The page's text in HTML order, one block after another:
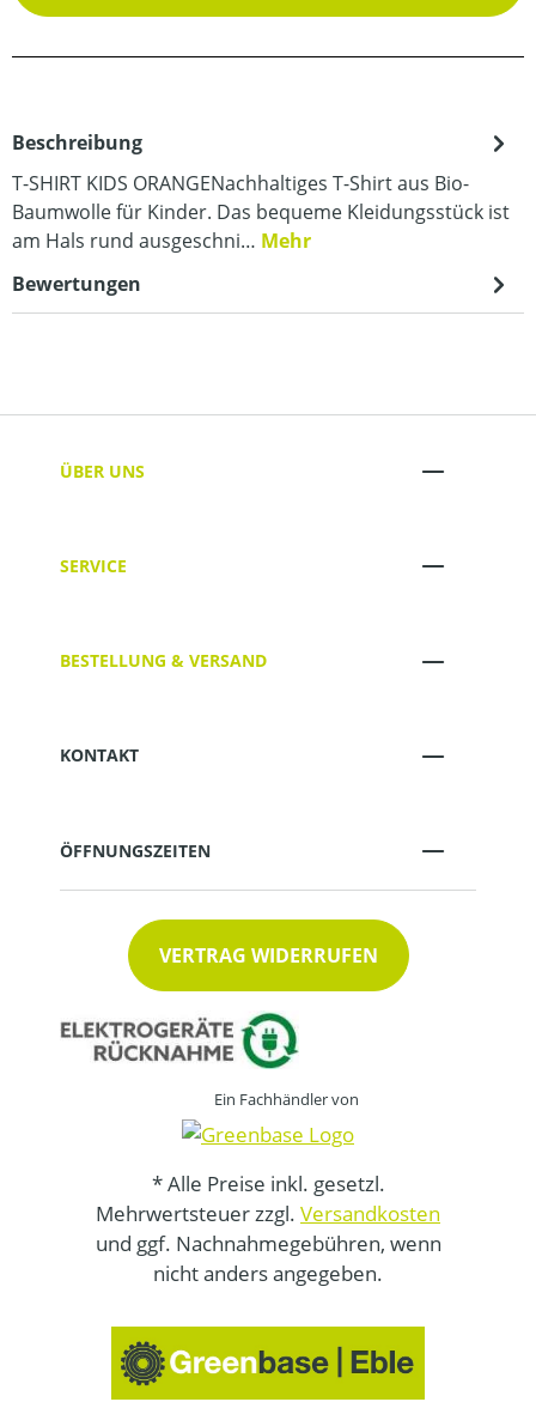
Beschreibung
T-SHIRT KIDS ORANGENachhaltiges T-Shirt aus Bio-
Baumwolle für Kinder. Das bequeme Kleidungsstück ist
am Hals rund ausgeschni… Mehr
Bewertungen
ÜBER UNS
SERVICE
BESTELLUNG & VERSAND
KONTAKT
ÖFFNUNGSZEITEN
VERTRAG WIDERRUFEN
Ein Fachhändler von
* Alle Preise inkl. gesetzl.
Mehrwertsteuer zzgl. Versandkosten
und ggf. Nachnahmegebühren, wenn
nicht anders angegeben.